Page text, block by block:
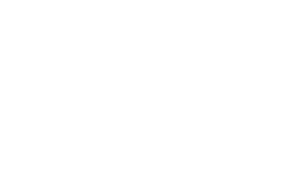
za poplatek),minihřiště na fotbal, plážový
party, DJ, lekce tance.